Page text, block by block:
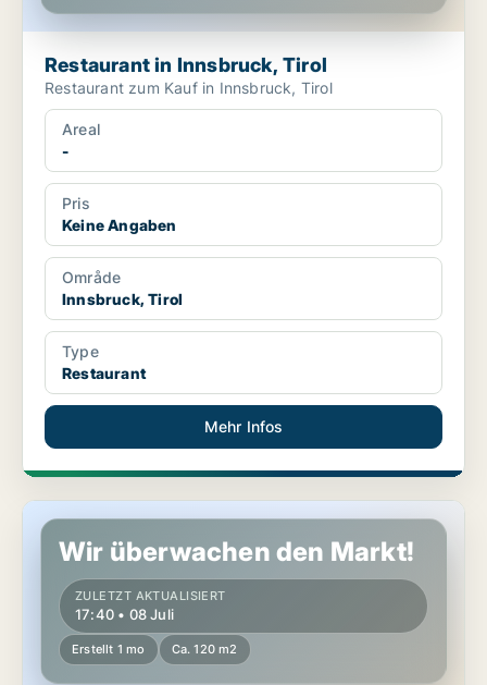
Restaurant in Innsbruck, Tirol
Restaurant zum Kauf in Innsbruck, Tirol
Areal
-
Pris
Keine Angaben
Område
Innsbruck, Tirol
Type
Restaurant
Mehr Infos
Büro in Innsbruck, Tirol
Wir überwachen den Markt!
ZULETZT AKTUALISIERT
17:40 • 08 Juli
Erstellt 1 mo Ca. 120 m2